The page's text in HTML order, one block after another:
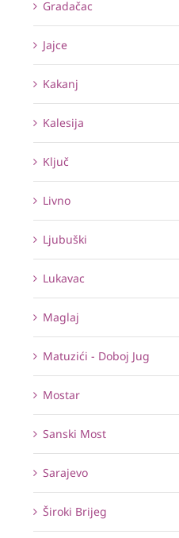
Gradačac
Jajce
Kakanj
Kalesija
Ključ
Livno
Ljubuški
Lukavac
Maglaj
Matuzići - Doboj Jug
Mostar
Sanski Most
Sarajevo
Široki Brijeg